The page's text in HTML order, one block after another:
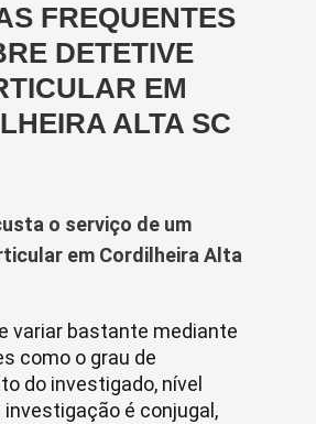
FREQUENTES
DETETIVE
EM
ALTA SC
o serviço de um
em Cordilheira Alta
variar bastante mediante
como o grau de
do investigado, nível
investigação é conjugal,